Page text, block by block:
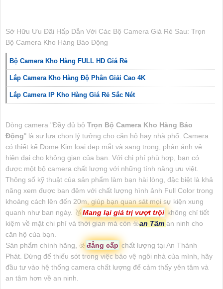
Sở Hữu Ưu Đãi Hấp Dẫn Với Các Bộ Camera Giá Rẻ Sau: Trọn
Bộ Camera Kho Hàng Báo Động
Bộ Camera Kho Hàng FULL HD Giá Rẻ
Lắp Camera Kho Hàng Độ Phân Giải Cao 4K
Lắp Camera IP Kho Hàng Giá Rẻ Sắc Nét
Dòng camera "Đầy đủ bộ Trọn Bộ Camera Kho Hàng Báo
Động" là sự lựa chọn lý tưởng cho căn hộ hay nhà phố. Camera
có thiết kế Dome Kim loại đẹp mắt và sang trọng, phản ánh vẻ
hiện đại cho không gian của bạn. Với chi phí phù hợp, bạn có
được một bộ camera chất lượng với những tính năng ưu việt.
Thông số kỹ thuật của sản phẩm làm bạn hài lòng, đặc biệt là khả
năng xem được ban đêm với chất lượng hình ảnh Full Color trong
khoảng cách lên đến 20m, giúp bạn quan sát mọi sự kiện xung
quanh như ban ngày. 🥉 Mang lại giá trị vượt trội không chỉ tiết
kiệm về mặt chi phí và thời gian mà còn ☣️an Tâm an ninh cho
căn hộ của bạn.
Sản phẩm chính hãng, ☣️đẳng cấp chất lượng tại An Thành
Phát. Đừng để thiếu sót trong việc bảo vệ ngôi nhà của mình, hãy
đầu tư vào hệ thống camera chất lượng để cảm thấy yên tâm và
an tâm hơn về an ninh.